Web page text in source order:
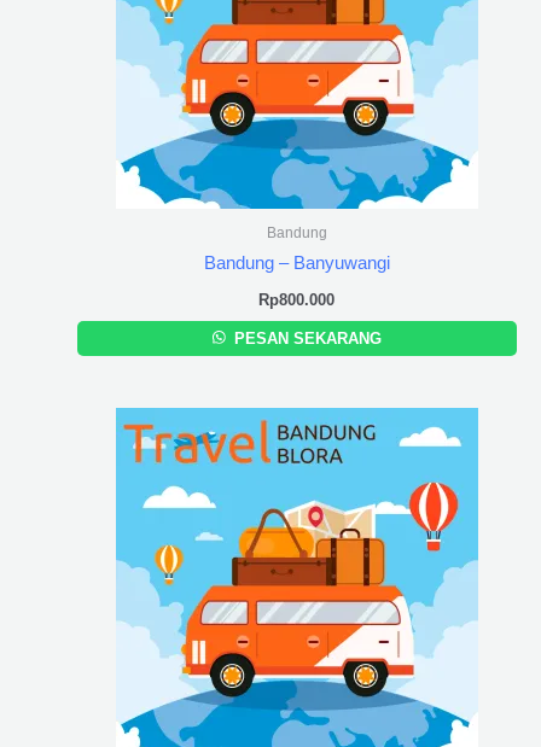
Bandung
Bandung – Banyuwangi
Rp800.000
PESAN SEKARANG